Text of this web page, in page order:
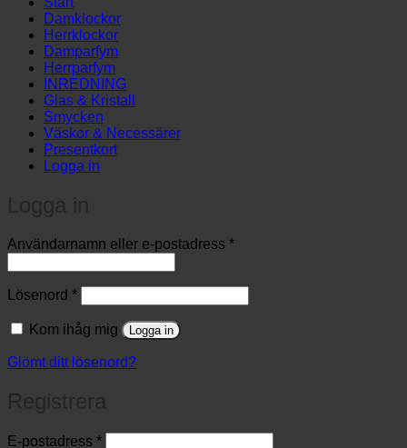
…
Damklockor
Herrklockor
Damparfym
Herrparfym
INREDNING
Glas & Kristall
Smycken
Väskor & Necessärer
Presentkort
Logga in
Användarnamn eller e-postadress *Obligatoriskt
Lösenord *Obligatoriskt
Kom ihåg mig Logga in
Glömt ditt lösenord?
E-postadress *Obligatoriskt